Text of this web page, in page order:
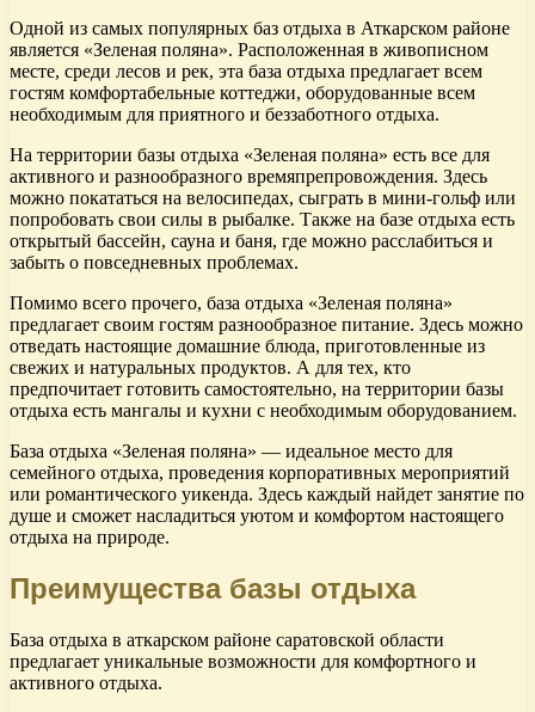
Одной из самых популярных баз отдыха в Аткарском районе
является «Зеленая поляна». Расположенная в живописном
месте, среди лесов и рек, эта база отдыха предлагает всем
гостям комфортабельные коттеджи, оборудованные всем
необходимым для приятного и беззаботного отдыха.
На территории базы отдыха «Зеленая поляна» есть все для
активного и разнообразного времяпрепровождения. Здесь
можно покататься на велосипедах, сыграть в мини-гольф или
попробовать свои силы в рыбалке. Также на базе отдыха есть
открытый бассейн, сауна и баня, где можно расслабиться и
забыть о повседневных проблемах.
Помимо всего прочего, база отдыха «Зеленая поляна»
предлагает своим гостям разнообразное питание. Здесь можно
отведать настоящие домашние блюда, приготовленные из
свежих и натуральных продуктов. А для тех, кто
предпочитает готовить самостоятельно, на территории базы
отдыха есть мангалы и кухни с необходимым оборудованием.
База отдыха «Зеленая поляна» — идеальное место для
семейного отдыха, проведения корпоративных мероприятий
или романтического уикенда. Здесь каждый найдет занятие по
душе и сможет насладиться уютом и комфортом настоящего
отдыха на природе.
Преимущества базы отдыха
База отдыха в аткарском районе саратовской области
предлагает уникальные возможности для комфортного и
активного отдыха.